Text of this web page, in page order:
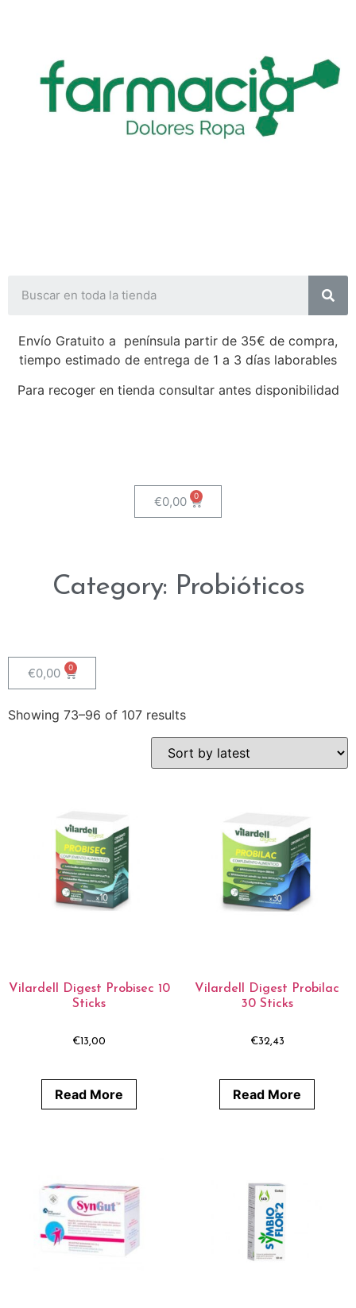
Envío Gratuito a península partir de 35€ de compra,
tiempo estimado de entrega de 1 a 3 días laborables
Para recoger en tienda consultar antes disponibilidad
€0,00
Category: Probióticos
€0,00
Showing 73–96 of 107 results
Vilardell Digest Probisec 10
Sticks
€13,00
Read More
Vilardell Digest Probilac
30 Sticks
€32,43
Read More